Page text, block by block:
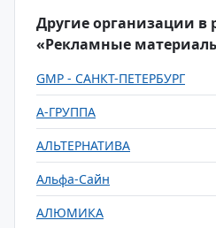
Другие организации в
«Рекламные
GMP - САНКТ-ПЕТЕРБУРГ
А-ГРУППА
АЛЬТЕРНАТИВА
Альфа-Сайн
АЛЮМИКА